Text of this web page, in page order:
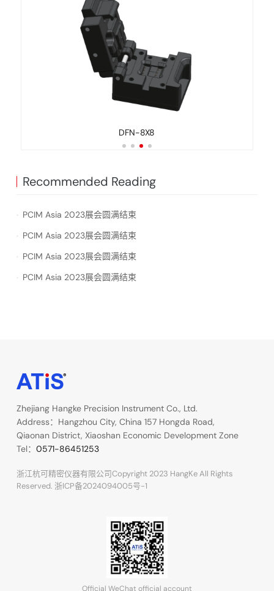
Recommended Reading
PCIM Asia 2023展会圆满结束
PCIM Asia 2023展会圆满结束
PCIM Asia 2023展会圆满结束
PCIM Asia 2023展会圆满结束
Zhejiang Hangke Precision Instrument Co., Ltd.
Address：Hangzhou City, China 157 Hongda Road,
Qiaonan District, Xiaoshan Economic Development Zone
Tel： 0571-86451253
浙江杭可精密仪器有限公司Copyright 2023 HangKe All Rights
Reserved. 浙ICP备2024094005号-1
Official WeChat official account